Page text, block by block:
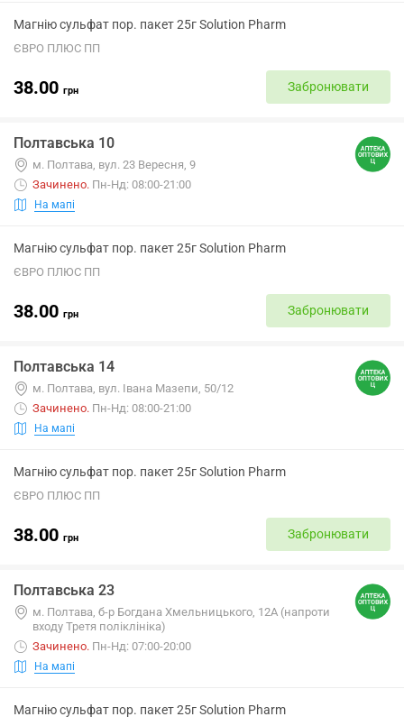
Магнію сульфат пор. пакет 25г Solution Pharm
ЄВРО ПЛЮС ПП
38.00 грн Забронювати
Полтавська 10
м. Полтава, вул. 23 Вересня, 9
Зачинено. Пн-Нд: 08:00-21:00
На мапі
Магнію сульфат пор. пакет 25г Solution Pharm
ЄВРО ПЛЮС ПП
38.00 грн Забронювати
Полтавська 14
м. Полтава, вул. Івана Мазепи, 50/12
Зачинено. Пн-Нд: 08:00-21:00
На мапі
Магнію сульфат пор. пакет 25г Solution Pharm
ЄВРО ПЛЮС ПП
38.00 грн Забронювати
Полтавська 23
м. Полтава, б-р Богдана Хмельницького, 12А (напроти
входу Третя поліклініка)
Зачинено. Пн-Нд: 07:00-20:00
На мапі
Магнію сульфат пор. пакет 25г Solution Pharm